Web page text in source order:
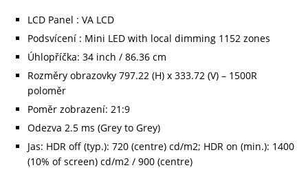
LCD Panel : VA LCD
Podsvícení : Mini LED with local dimming 1152 zones
Úhlopříčka: 34 inch / 86.36 cm
Rozměry obrazovky 797.22 (H) x 333.72 (V) – 1500R
poloměr
Poměr zobrazení: 21:9
Odezva 2.5 ms (Grey to Grey)
Jas: HDR off (typ.): 720 (centre) cd/m2; HDR on (min.): 1400
(10% of screen) cd/m2 / 900 (centre)